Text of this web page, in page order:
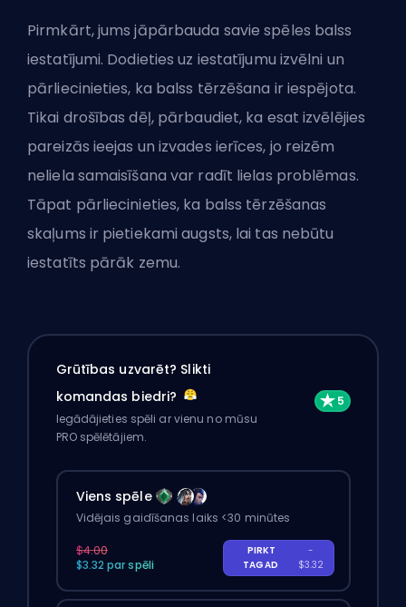
Pirmkārt, jums jāpārbauda savie spēles balss
iestatījumi. Dodieties uz iestatījumu izvēlni un
pārliecinieties, ka balss tērzēšana ir iespējota.
Tikai drošības dēļ, pārbaudiet, ka esat izvēlējies
pareizās ieejas un izvades ierīces, jo reizēm
neliela samaisīšana var radīt lielas problēmas.
Tāpat pārliecinieties, ka balss tērzēšanas
skaļums ir pietiekami augsts, lai tas nebūtu
iestatīts pārāk zemu.
Grūtības uzvarēt? Slikti
komandas biedri?
Iegādājieties spēli ar vienu no mūsu
PRO spēlētājiem.
Viens spēle
Vidējais gaidīšanas laiks <30 minūtes
$4.00
$3.32 par spēli
PIRKT
TAGAD
-
$3.32